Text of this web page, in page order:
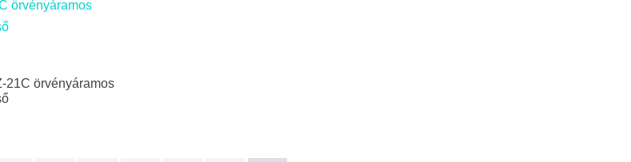
21C örvényáramos